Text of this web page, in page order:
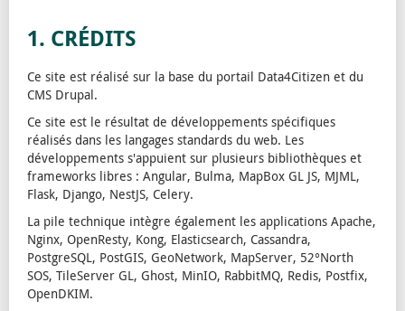
1. CRÉDITS
Ce site est réalisé sur la base du portail Data4Citizen et du
CMS Drupal.
Ce site est le résultat de développements spécifiques
réalisés dans les langages standards du web. Les
développements s'appuient sur plusieurs bibliothèques et
frameworks libres : Angular, Bulma, MapBox GL JS, MJML,
Flask, Django, NestJS, Celery.
La pile technique intègre également les applications Apache,
Nginx, OpenResty, Kong, Elasticsearch, Cassandra,
PostgreSQL, PostGIS, GeoNetwork, MapServer, 52°North
SOS, TileServer GL, Ghost, MinIO, RabbitMQ, Redis, Postfix,
OpenDKIM.